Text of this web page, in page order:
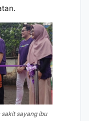
sayang ibu